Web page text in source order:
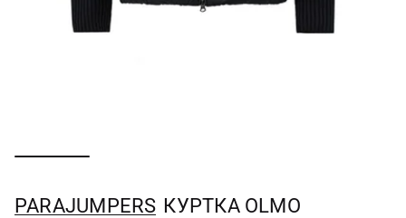
PARAJUMPERS КУРТКА OLMO